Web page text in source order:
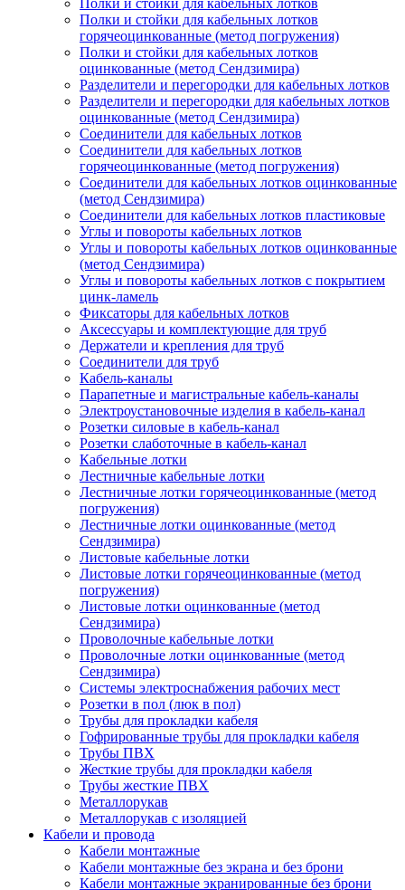
Полки и стойки для кабельных лотков
Полки и стойки для кабельных лотков
горячеоцинкованные (метод погружения)
Полки и стойки для кабельных лотков
оцинкованные (метод Сендзимира)
Разделители и перегородки для кабельных лотков
Разделители и перегородки для кабельных лотков
оцинкованные (метод Сендзимира)
Соединители для кабельных лотков
Соединители для кабельных лотков
горячеоцинкованные (метод погружения)
Соединители для кабельных лотков оцинкованные
(метод Сендзимира)
Соединители для кабельных лотков пластиковые
Углы и повороты кабельных лотков
Углы и повороты кабельных лотков оцинкованные
(метод Сендзимира)
Углы и повороты кабельных лотков с покрытием
цинк-ламель
Фиксаторы для кабельных лотков
Аксессуары и комплектующие для труб
Держатели и крепления для труб
Соединители для труб
Кабель-каналы
Парапетные и магистральные кабель-каналы
Электроустановочные изделия в кабель-канал
Розетки силовые в кабель-канал
Розетки слаботочные в кабель-канал
Кабельные лотки
Лестничные кабельные лотки
Лестничные лотки горячеоцинкованные (метод
погружения)
Лестничные лотки оцинкованные (метод
Сендзимира)
Листовые кабельные лотки
Листовые лотки горячеоцинкованные (метод
погружения)
Листовые лотки оцинкованные (метод
Сендзимира)
Проволочные кабельные лотки
Проволочные лотки оцинкованные (метод
Сендзимира)
Системы электроснабжения рабочих мест
Розетки в пол (люк в пол)
Трубы для прокладки кабеля
Гофрированные трубы для прокладки кабеля
Трубы ПВХ
Жесткие трубы для прокладки кабеля
Трубы жесткие ПВХ
Металлорукав
Металлорукав с изоляцией
Кабели и провода
Кабели монтажные
Кабели монтажные без экрана и без брони
Кабели монтажные экранированные без брони